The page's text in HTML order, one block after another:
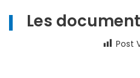
Les
Post